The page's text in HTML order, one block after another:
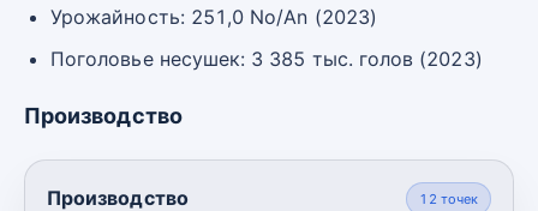
Урожайность: 251,0 No/An (2023)
Поголовье несушек: 3 385 тыс. голов (2023)
Производство
Производство 12 точек